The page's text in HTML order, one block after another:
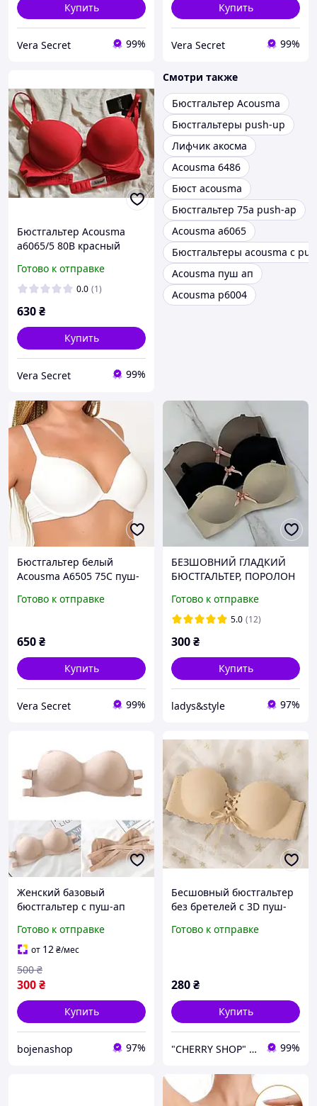
Купить
Vera Secret 99%
Купить
Vera Secret 99%
Бюстгальтер Acousma
a6065/5 80B красный
Готово к отправке
0.0 (1)
630₴
Купить
Vera Secret 99%
Смотри также
Бюстгальтер Acousma
Бюстгальтеры push-up
Лифчик акосма
Acousma 6486
Бюст acousma
Бюстгальтер 75а push-ap
Acousma a6065
Бюстгальтеры acousma с
Acousma пуш ап
Acousma p6004
Бюстгальтер белый
Acousma A6505 75C пуш-
Готово к отправке
650₴
Купить
Vera Secret 99%
БЕЗШОВНИЙ ГЛАДКИЙ
БЮСТГАЛЬТЕР, ПОРОЛОН
(РУКА АДАМА) БРЕТЕЛІ
ЗНІМНІ.
Готово к отправке
5.0 (12)
300₴
Купить
ladys&style 97%
Женский базовый
бюстгальтер с пуш-ап
без косточек,
регулируемая спинка
Готово к отправке
от 12₴/мес
300₴
500 ₴
Купить
bojenashop 97%
Бесшовный бюстгальтер
без бретелей с 3D пуш-
размер 70-75 B)
Готово к отправке
280₴
Купить
"CHERRY SHOP" Косметика, женская одежда и аксессуары 99%